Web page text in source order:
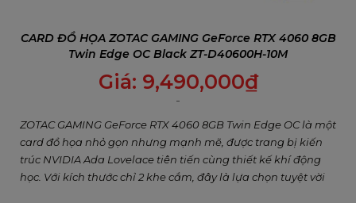
CARD ĐỒ HỌA ZOTAC GAMING GeForce RTX 4060 8GB
Twin Edge OC Black ZT-D40600H-10M
Giá: 9,490,000₫
ZOTAC GAMING GeForce RTX 4060 8GB Twin Edge OC là một
card đồ họa nhỏ gọn nhưng mạnh mẽ, được trang bị kiến
trúc NVIDIA Ada Lovelace tiên tiến cùng thiết kế khí động
học. Với kích thước chỉ 2 khe cắm, đây là lựa chọn tuyệt vời